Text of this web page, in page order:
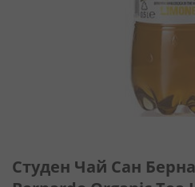
към
началото
Студен Чай Сан